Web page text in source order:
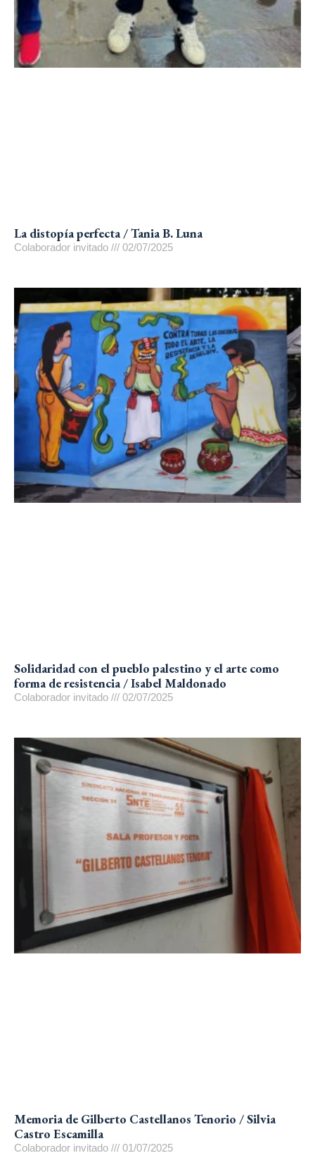
La distopía perfecta / Tania B. Luna
Colaborador invitado 02/07/2025
Solidaridad con el pueblo palestino y el arte como
forma de resistencia / Isabel Maldonado
Colaborador invitado 02/07/2025
Memoria de Gilberto Castellanos Tenorio / Silvia
Castro Escamilla
Colaborador invitado 01/07/2025